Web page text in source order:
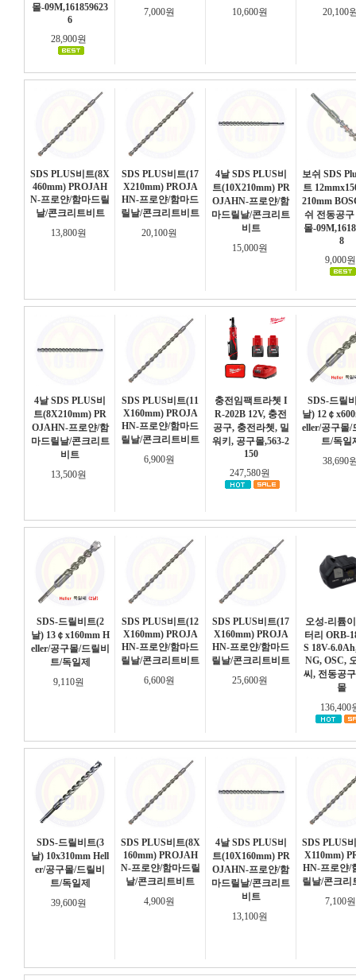
몰-09M,161859623
6
28,900원
7,000원
10,600원
20,100
SDS PLUS비트(8X
460mm) PROJAH
N-프로얀/함마드릴
날/콘크리트비트
13,800원
SDS PLUS비트(17
X210mm) PROJA
HN-프로얀/함마드
릴날/콘크리트비트
20,100원
4날 SDS PLUS비
트(10X210mm) PR
OJAHN-프로얀/함
마드릴날/콘크리트
비트
15,000원
보쉬 SDS
트
210mm
쉬 전동공
몰-
8
9,000
4날 SDS PLUS비
트(8X210mm) PR
OJAHN-프로얀/함
마드릴날/콘크리트
비트
13,500원
SDS PLUS비트(11
X160mm) PROJA
HN-프로얀/함마드
릴날/콘크리트비트
6,900원
충전임팩트라쳇 I
R-202B 12V, 충전
공구, 충전라쳇, 밀
워키, 공구몰,563-2
150
247,580원
SDS-드릴
날) 12￠
eller/공구몰/
트/독일
38,690
SDS-드릴비트(2
날) 13￠x160mm H
eller/공구몰/드릴비
트/독일제
9,110원
SDS PLUS비트(12
X160mm) PROJA
HN-프로얀/함마드
릴날/콘크리트비트
6,600원
SDS PLUS비트(17
X160mm) PROJA
HN-프로얀/함마드
릴날/콘크리트비트
25,600원
오성-리튬
터리 ORB-
S 18V-
NG, OSC,
씨, 전동공
몰
136,400
SDS-드릴비트(3
날) 10x310mm Hell
er/공구몰/드릴비
트/독일제
39,600원
SDS PLUS비트(8X
160mm) PROJAH
N-프로얀/함마드릴
날/콘크리트비트
4,900원
4날 SDS PLUS비
트(10X160mm) PR
OJAHN-프로얀/함
마드릴날/콘크리트
비트
13,100원
SDS PLUS
X110mm)
HN-프로얀/
릴날/콘크리
7,100